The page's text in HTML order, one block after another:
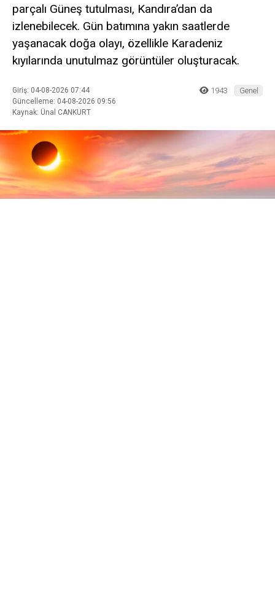
parçalı Güneş tutulması, Kandıra’dan da
izlenebilecek. Gün batımına yakın saatlerde
yaşanacak doğa olayı, özellikle Karadeniz
kıyılarında unutulmaz görüntüler oluşturacak.
Giriş: 04-08-2026 07:44
Güncelleme: 04-08-2026 09:56
Kaynak: Ünal CANKURT
1943 Genel